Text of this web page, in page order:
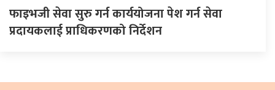
फाइभजी सेवा सुरु गर्न कार्ययोजना पेश गर्न सेवा
प्रदायकलाई प्राधिकरणको निर्देशन